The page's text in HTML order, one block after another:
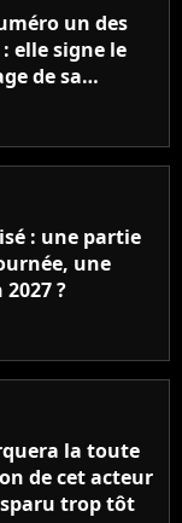
un des
elle signe le
de sa
Petal
: une partie
une
?
la toute
de cet acteur
trop tôt